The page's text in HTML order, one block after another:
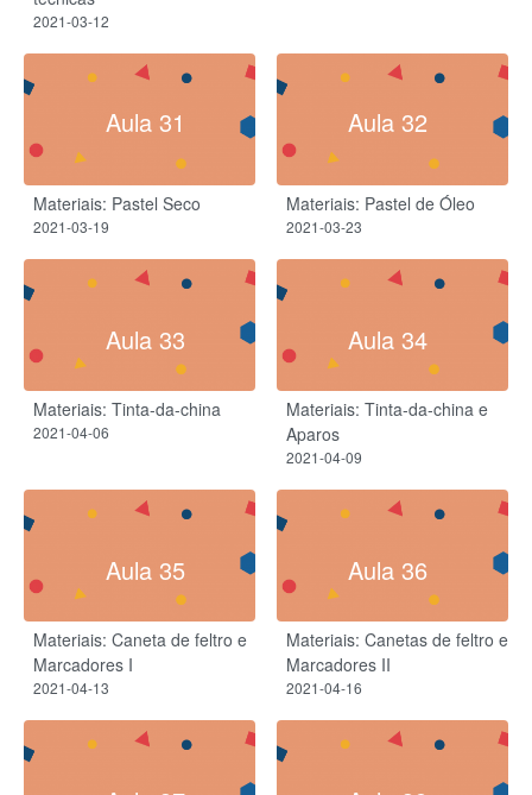
2021-03-12
Aula 31
Materiais: Pastel Seco
2021-03-19
Aula 32
Materiais: Pastel de Óleo
2021-03-23
Aula 33
Materiais: Tinta-da-china
2021-04-06
Aula 34
Materiais: Tinta-da-china e
Aparos
2021-04-09
Aula 35
Materiais: Caneta de feltro e
Marcadores I
2021-04-13
Aula 36
Materiais: Canetas de feltro e
Marcadores II
2021-04-16